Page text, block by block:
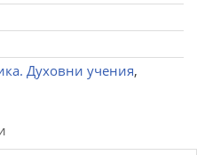
Духовни учения,